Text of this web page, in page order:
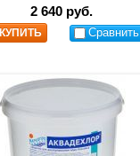
2 640 руб.
КУПИТЬ Сравнить